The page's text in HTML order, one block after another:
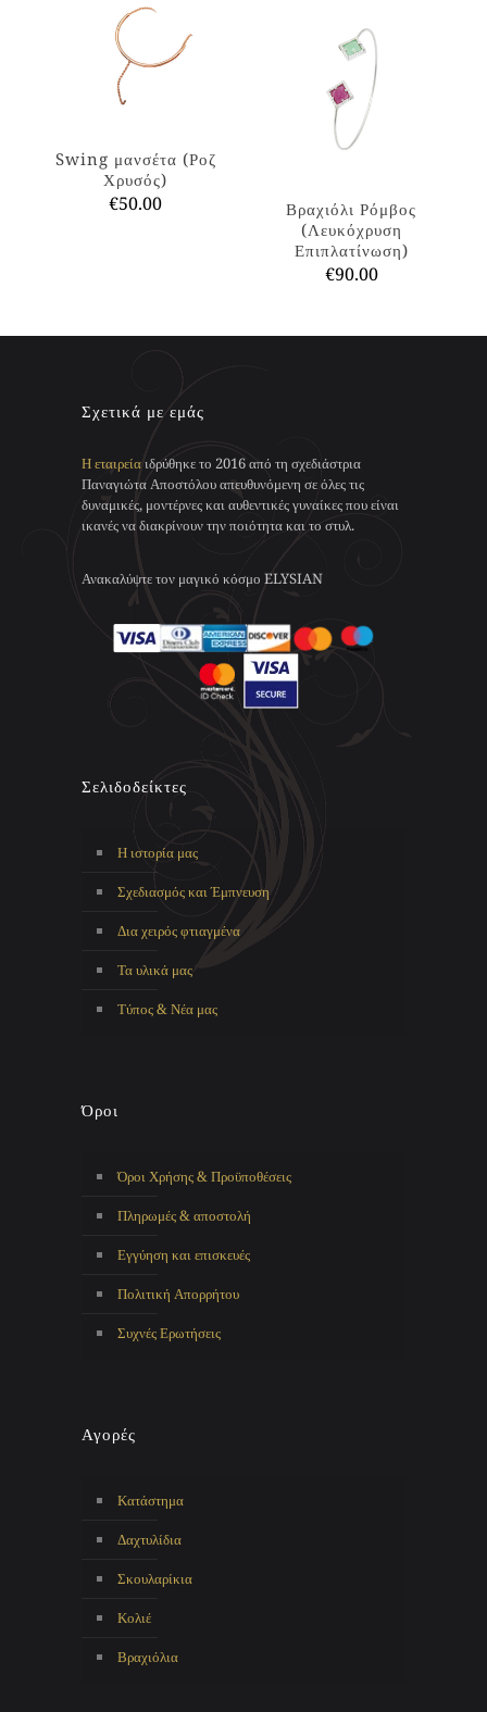
προϊόν
πολλαπλές
παραλλαγές.
να
επιλεγούν
στη
παραλλαγές.
Οι
επιλογές
μπορούν
να
επιλεγούν
στη
προϊόντος
Swing μανσέτα (Ροζ
Χρυσός)
€50.00
παραλλαγές.
μπορούν
να
επιλεγούν
στη
σελίδα
του
προϊόντος
Βραχιόλι Ρόμβος
(Λευκόχρυση
Επιπλατίνωση)
€90.00
προϊόν
μπορούν
να
επιλεγούν
στη
Σχετικά με εμάς
Η εταιρείαιδρύθηκε το 2016 από τη σχεδιάστρια
Παναγιώτα Αποστόλου απευθυνόμενη σε όλες τις
δυναμικές, μοντέρνες και αυθεντικές γυναίκες που είναι
ικανές να διακρίνουν την ποιότητα και το στυλ.
Ανακαλύψτε τον μαγικό κόσμο ELYSIAN
Σελιδοδείκτες
Η ιστορία μας
Σχεδιασμός και Έμπνευση
Δια χειρός φτιαγμένα
Τα υλικά μας
Τύπος & Νέα μας
Όροι
Όροι Χρήσης & Προϋποθέσεις
Πληρωμές & αποστολή
Εγγύηση και επισκευές
Πολιτική Απορρήτου
Συχνές Ερωτήσεις
Αγορές
Κατάστημα
Δαχτυλίδια
Σκουλαρίκια
Κολιέ
Βραχιόλια